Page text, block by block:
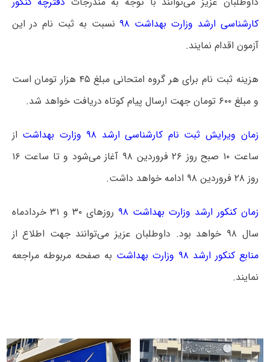
کارشناسی ارشد وزارت بهداشت ۹۸
نسبت به ثبت نام در این
آزمون اقدام نمایند.
هزینه ثبت نام برای هر گروه امتحانی مبلغ ۴۵ هزار تومان است
و مبلغ ۶۰۰ تومان جهت ارسال پیام کوتاه دریافت خواهد شد.
زمان ویرایش ثبت نام کارشناسی ارشد ۹۸ وزارت بهداشت
از
ساعت ۱۰ صبح روز ۲۶ فروردین ۹۸ آغاز می‌شود و تا ساعت ۱۶
روز ۲۸ فروردین ۹۸ ادامه خواهد داشت.
زمان کنکور ارشد وزارت بهداشت ۹۸
روزهای ۳۰ و ۳۱ خردادماه
سال ۹۸ خواهد بود. داوطلبان عزیز می‌توانند جهت اطلاع از
منابع کنکور ارشد ۹۸ وزارت بهداشت
به صفحه مربوطه مراجعه
نمایند.